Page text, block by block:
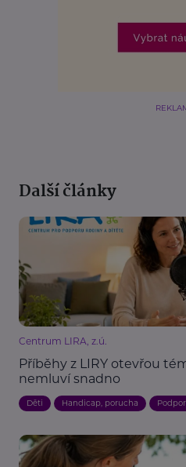
Další články
Centrum LIRA, z.ú.
Příběhy z LIRY otevřou
nemluví snadno
Děti Handicap, porucha